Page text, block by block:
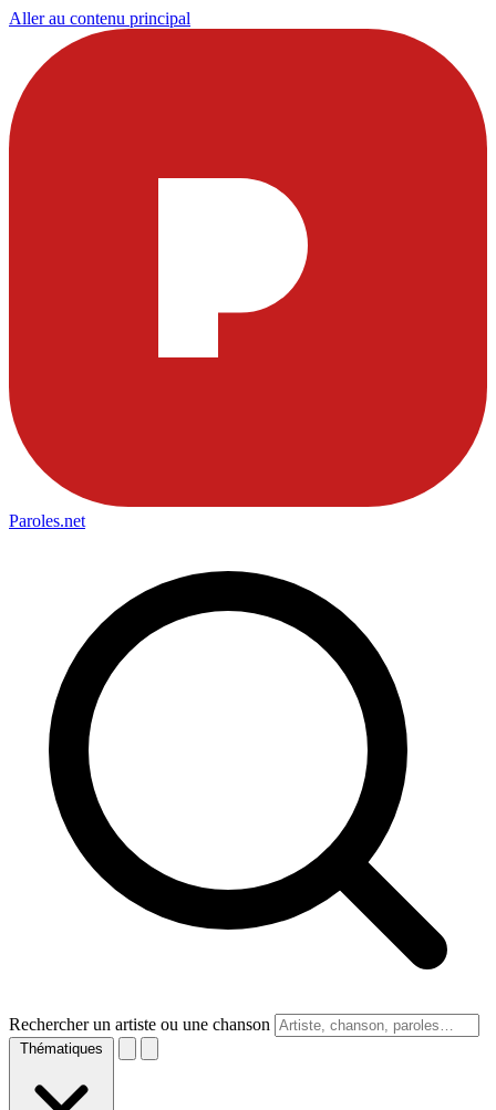
Aller au contenu principal
Paroles.net
Rechercher un artiste ou une chanson
Thématiques